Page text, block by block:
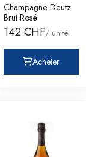
Champagne Deutz
Brut Rosé
142 CHF/ unité
Acheter